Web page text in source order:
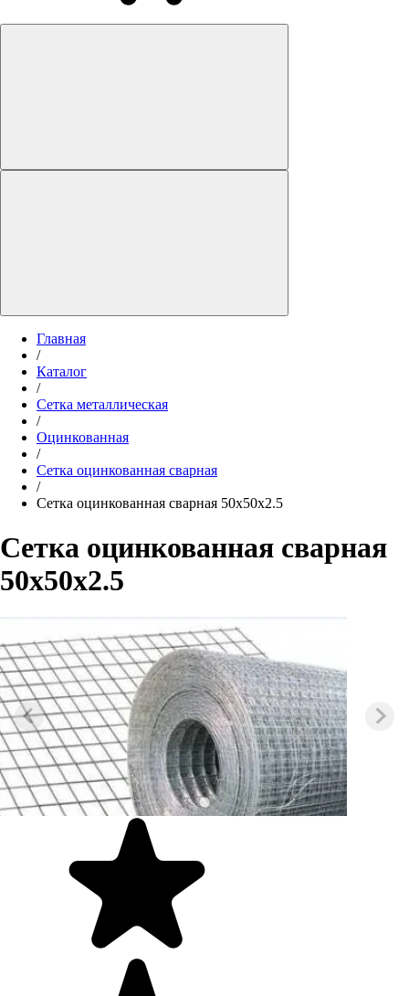
Главная
/
Каталог
/
Сетка металлическая
/
Оцинкованная
/
Cетка оцинкованная сварная
/
Сетка оцинкованная сварная 50х50х2.5
Сетка оцинкованная сварная
50х50х2.5